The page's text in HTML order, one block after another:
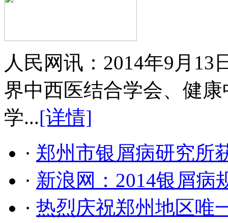
人民网讯：2014年9月
界中西医结合学会、健
学...[详情]
· 郑州市银屑病研究所
· 新浪网：2014银屑病
· 热烈庆祝郑州地区唯